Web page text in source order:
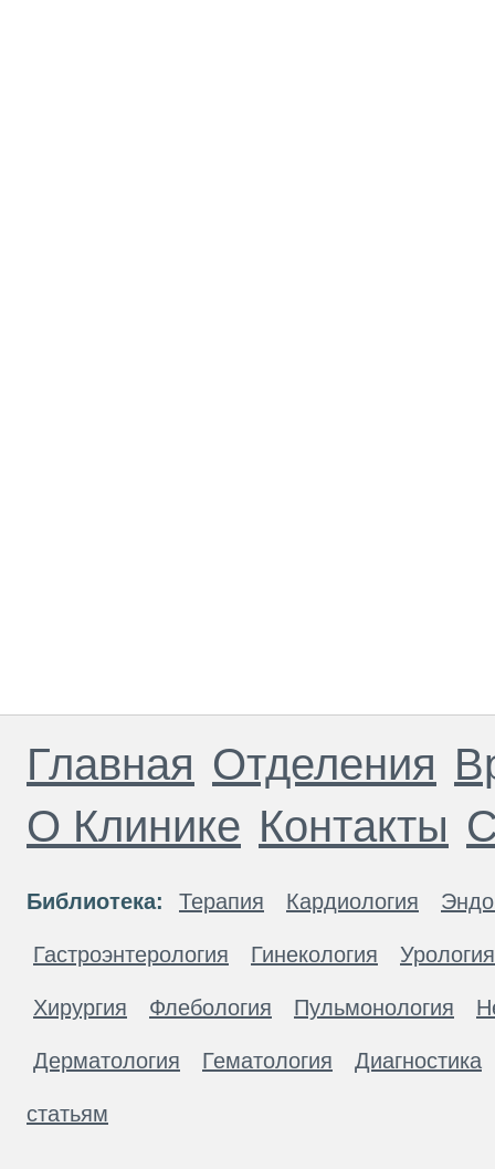
Главная Отделения
О Клинике Контакты
Библиотека: Терапия Кардиология
Гастроэнтерология Гинекология Урология
Хирургия Флебология Пульмонология
Дерматология Гематология Диагностика
статьям